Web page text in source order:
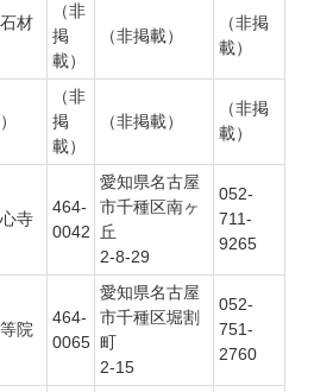
材
（非
掲
載）
（非掲載）
（非掲
載）
（非
掲
載）
（非掲載）
（非掲
載）
寺
464-
0042
愛知県名古屋
市千種区南ヶ
丘
2-8-29
052-
711-
9265
院
464-
0065
愛知県名古屋
市千種区堀割
町
2-15
052-
751-
2760